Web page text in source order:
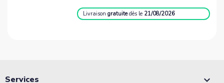
Livraisongratuite dès le 21/08/2026
Services 